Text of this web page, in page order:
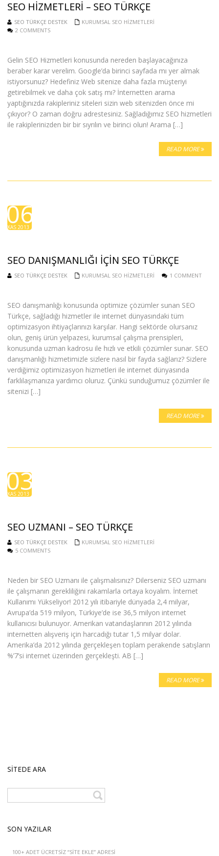
SEO HIZMETLERI – SEO TÜRKÇE
SEO TÜRKÇE DESTEK
KURUMSAL SEO HIZMETLERI
2 COMMENTS
Gelin SEO Hizmetleri konusunda nereden başlayacağınıza
beraber karar verelim. Google’da birinci sayfada mı yer almak
istiyorsunuz? Hedefiniz Web sitenize daha fazla müşteriyi
getirebilmek ve daha çok satış mı? İnternetten arama
yaptığınızda rakipleriniz siteleri sizin web sitenizden önce mi
çıkıyor? O zaman doğru adrestesiniz. Sağladığımız SEO hizmetleri
ile rakiplerinizden bir bir sıyrılın ve birinci olun! Arama […]
READ MORE
06
KAS 2013
SEO DANIŞMANLIĞI IÇIN SEO TÜRKÇE
SEO TÜRKÇE DESTEK KURUMSAL SEO HIZMETLERI 1 COMMENT
SEO danışmanlığı konusunda optimize çözümler sunan SEO
Türkçe, sağladığı hizmetler ile internet dünyasındaki tüm
optimizasyon ihtiyaçlarınızı karşılar. Hangi sektörde olursanız
olun, geniş ürün yelpazesi, kurumsal çalışma prensipleri,
konusunda uzman kadrosu ile hızlı ve etkili çözümler sunar. SEO
danışmanlığı hizmetimizle sizlere nasıl bir fayda sağlarız? Sizlere
verdiğimiz optimizasyon hizmetleri ile internet dünyasında
farklılaşmanıza yardımcı oluruz. Çünkü sunduğumuz çözümler ile
sitenizi […]
READ MORE
03
KAS 2013
SEO UZMANI – SEO TÜRKÇE
SEO TÜRKÇE DESTEK
KURUMSAL SEO HIZMETLERI
5 COMMENTS
Neden bir SEO Uzmanı ile çalışmalısınız? Dilerseniz SEO uzmanı
ile çalışmanın gerekliliğini rakamlarla ortaya koyalım. İnternet
Kullanımı Yükseliyor! 2012 yılı itibariyle dünyada 2,4 milyar,
Avrupa’da 519 milyon, Türkiye’de ise 36,5 milyon internet
kullanıcısı bulunuyor. Amerikan vatandaşlarının 2012 yılında
internetten alışveriş için harcadığı tutar 1,5 milyar dolar.
Amerika’da 2012 yılında gerçekleşen toplam perakende satışların
%’7’si internet üzerinden gerçekleşti. AB […]
READ MORE
SITEDE ARA
SON YAZILAR
100+ ADET ÜCRETSIZ “SITE EKLE” ADRESI